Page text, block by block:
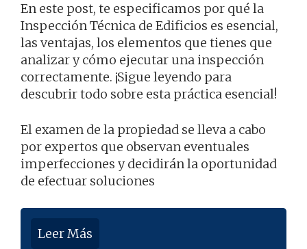
En este post, te especificamos por qué la
Inspección Técnica de Edificios es esencial,
las ventajas, los elementos que tienes que
analizar y cómo ejecutar una inspección
correctamente. ¡Sigue leyendo para
descubrir todo sobre esta práctica esencial!
El examen de la propiedad se lleva a cabo
por expertos que observan eventuales
imperfecciones y decidirán la oportunidad
de efectuar soluciones
Leer Más